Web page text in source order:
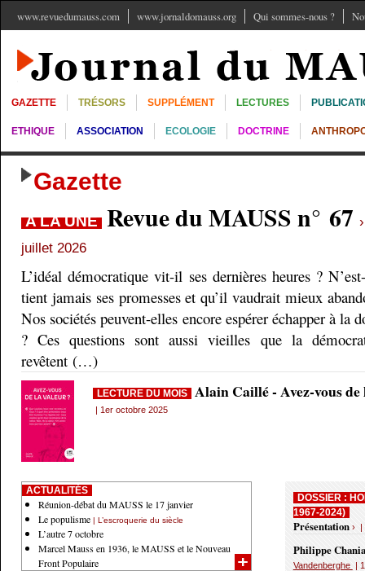
www.revuedumauss.com www.jornaldomauss.org Qui sommes-nous ?
GAZETTE TRÉSORS SUPPLÉMENT LECTURES
ETHIQUE ASSOCIATION ECOLOGIE DOCTRINE
Gazette
A LA UNE Revue du MAUSS n° 67
juillet 2026
L’idéal démocratique vit-il ses dernières heures ?
tient jamais ses promesses et qu’il vaudrait mieux
Nos sociétés peuvent-elles encore espérer échapper à la
? Ces questions sont aussi vieilles que la
revêtent (…)
LECTURE DU MOIS Alain Caillé - Avez-vous
| 1er octobre 2025
DOSSIER :
1967-2024)
Présentation › |
Philippe
Vandenberghe |
ACTUALITÉS
Réunion-débat du MAUSS le 17 janvier
Le populisme | L’escroquerie du siècle
L’autre 7 octobre
Marcel Mauss en 1936, le MAUSS et le Nouveau
Front Populaire